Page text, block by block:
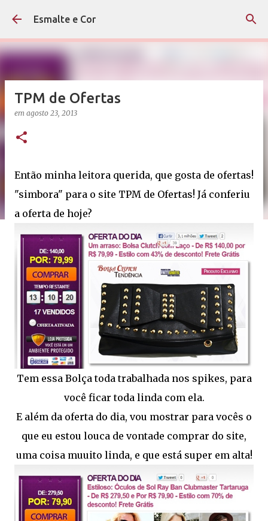
Pular para o conteúdo principal
Esmalte e Cor
TPM de Ofertas
em agosto 23, 2013
Então minha leitora querida, que gosta de ofertas!
"simbora" para o site TPM de Ofertas! Já conferiu
a oferta de hoje?
Tem essa Bolça toda trabalhada nos spikes, para
você ficar toda linda com ela.
E além da oferta do dia, vou mostrar para vocês o
que eu estou louca de vontade comprar do site,
uma coisa muuito linda, e que está super em alta!